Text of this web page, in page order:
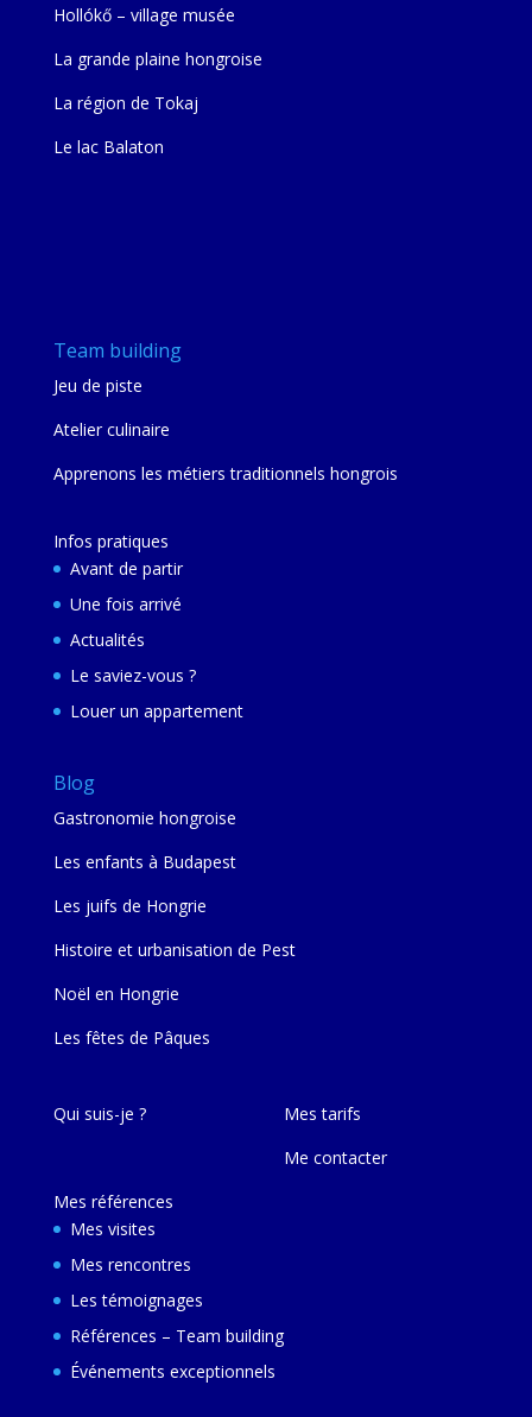
Hollókő – village musée
La grande plaine hongroise
La région de Tokaj
Le lac Balaton
Team building
Jeu de piste
Atelier culinaire
Apprenons les métiers traditionnels hongrois
Infos pratiques
Avant de partir
Une fois arrivé
Actualités
Le saviez-vous ?
Louer un appartement
Blog
Gastronomie hongroise
Les enfants à Budapest
Les juifs de Hongrie
Histoire et urbanisation de Pest
Noël en Hongrie
Les fêtes de Pâques
Qui suis-je ?
Mes références
Mes visites
Mes rencontres
Les témoignages
Références – Team building
Événements exceptionnels
Mes tarifs
Me contacter